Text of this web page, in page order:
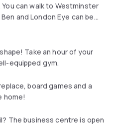
can walk to Westminster
and London Eye can be
Tate Britain are both
Bank on foot in 25 minutes.
and the world-class
Tube ride away.
Take an hour of your
equipped gym.
board games and a
home!
The business centre is open